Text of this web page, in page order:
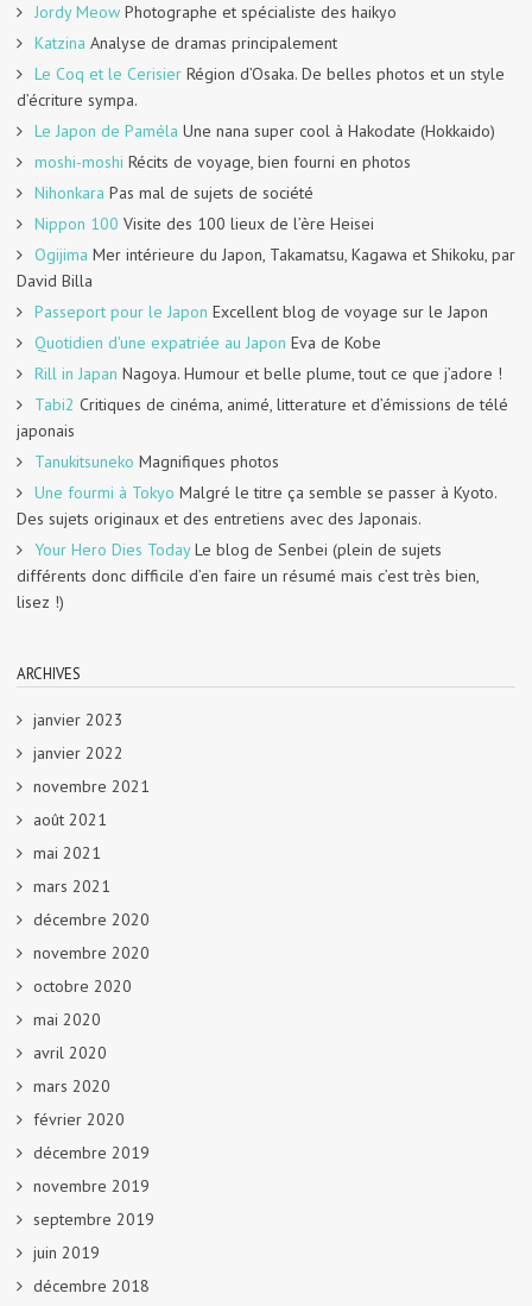
Jordy Meow Photographe et spécialiste des haikyo
Katzina Analyse de dramas principalement
Le Coq et le Cerisier Région d’Osaka. De belles photos et un style
d’écriture sympa.
Le Japon de Paméla Une nana super cool à Hakodate (Hokkaido)
moshi-moshi Récits de voyage, bien fourni en photos
Nihonkara Pas mal de sujets de société
Nippon 100 Visite des 100 lieux de l’ère Heisei
Ogijima Mer intérieure du Japon, Takamatsu, Kagawa et Shikoku, par
David Billa
Passeport pour le Japon Excellent blog de voyage sur le Japon
Quotidien d'une expatriée au Japon Eva de Kobe
Rill in Japan Nagoya. Humour et belle plume, tout ce que j’adore !
Tabi2 Critiques de cinéma, animé, litterature et d’émissions de télé
japonais
Tanukitsuneko Magnifiques photos
Une fourmi à Tokyo Malgré le titre ça semble se passer à Kyoto.
Des sujets originaux et des entretiens avec des Japonais.
Your Hero Dies TodayLe blog de Senbei (plein de sujets
différents donc difficile d’en faire un résumé mais c’est très bien,
lisez !)
ARCHIVES
janvier 2023
janvier 2022
novembre 2021
août 2021
mai 2021
mars 2021
décembre 2020
novembre 2020
octobre 2020
mai 2020
avril 2020
mars 2020
février 2020
décembre 2019
novembre 2019
septembre 2019
juin 2019
décembre 2018